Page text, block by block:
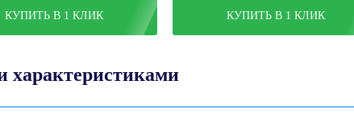
КУПИТЬ В 1 КЛИК КУПИТЬ В 1 КЛИК